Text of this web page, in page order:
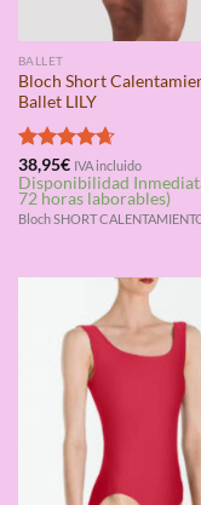
BALLET
Bloch Short
Ballet LILY
Valorado
con4.67
de 5
38,95€ IVA incluido
Disponibilidad
72 horas laborables)
Bloch SHORT